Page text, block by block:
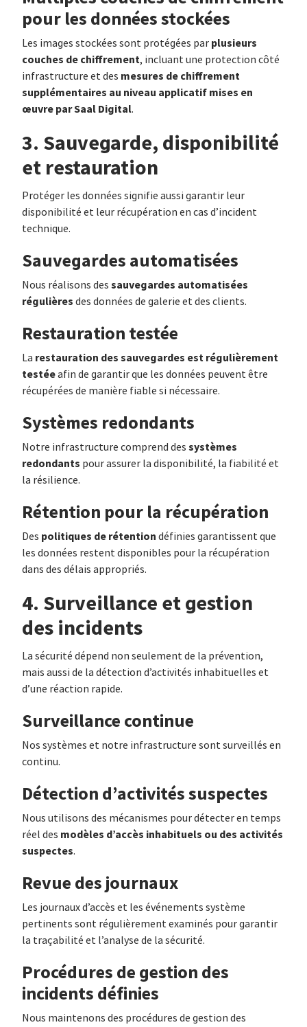
pour les données stockées
Les images stockées sont protégées par plusieurs
couches de chiffrement, incluant une protection côté
infrastructure et des mesures de chiffrement
supplémentaires au niveau applicatif mises en
œuvre par Saal Digital.
3. Sauvegarde, disponibilité
et restauration
Protéger les données signifie aussi garantir leur
disponibilité et leur récupération en cas d’incident
technique.
Sauvegardes automatisées
Nous réalisons des sauvegardes automatisées
régulières des données de galerie et des clients.
Restauration testée
La restauration des sauvegardes est régulièrement
testéeafin de garantir que les données peuvent être
récupérées de manière fiable si nécessaire.
Systèmes redondants
Notre infrastructure comprend des systèmes
redondants pour assurer la disponibilité, la fiabilité et
la résilience.
Rétention pour la récupération
Des politiques de rétention définies garantissent que
les données restent disponibles pour la récupération
dans des délais appropriés.
4. Surveillance et gestion
des incidents
La sécurité dépend non seulement de la prévention,
mais aussi de la détection d’activités inhabituelles et
d’une réaction rapide.
Surveillance continue
Nos systèmes et notre infrastructure sont surveillés en
continu.
Détection d’activités suspectes
Nous utilisons des mécanismes pour détecter en temps
réel des modèles d’accès inhabituels ou des activités
suspectes.
Revue des journaux
Les journaux d’accès et les événements système
pertinents sont régulièrement examinés pour garantir
la traçabilité et l’analyse de la sécurité.
Procédures de gestion des
incidents définies
Nous maintenons des procédures de gestion des